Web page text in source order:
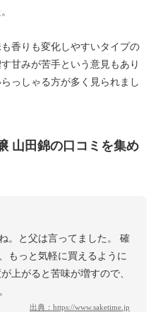
香りも変化しやすいタイプの
甘みが苦手という意見もあり
っしゃる方が多く見られまし
山田錦の口コミを集め
。と父は言ってました。 確
もっと気軽に買えるように
上がると苦味が増すので、
出典： https://www.saketime.jp